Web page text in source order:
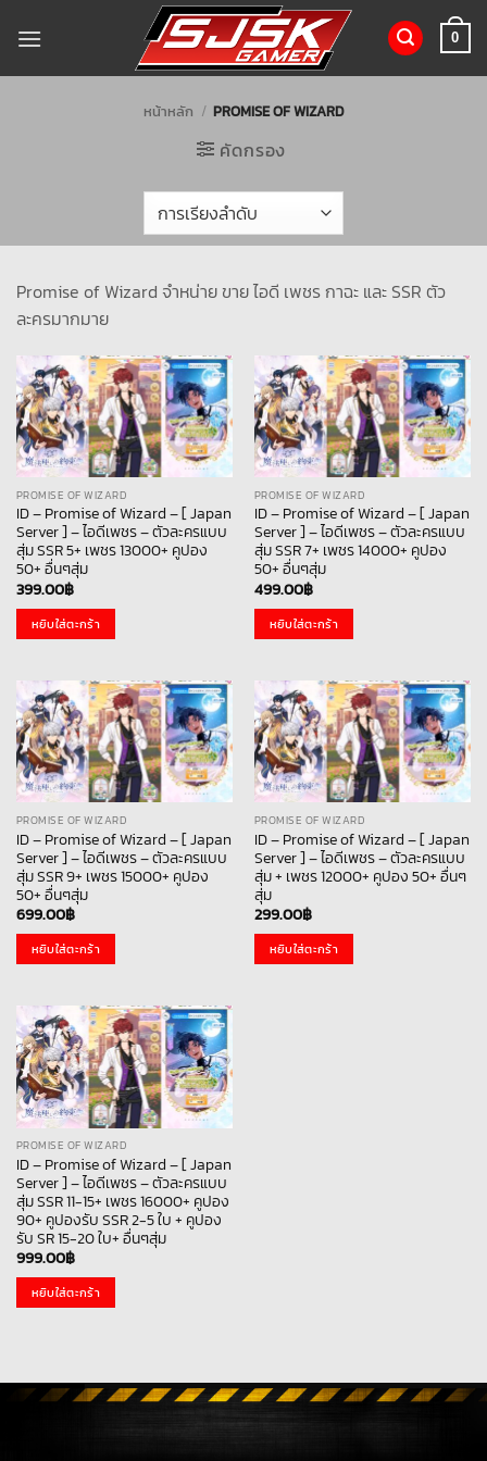
0
หน้าหลัก / PROMISE OF WIZARD
คัดกรอง
Promise of Wizard จำหน่าย ขาย ไอดี เพชร กาฉะ และ SSR ตัว
ละครมากมาย
PROMISE OF WIZARD
ID – Promise of Wizard – [ Japan
Server ] – ไอดีเพชร – ตัวละครแบบ
สุ่ม SSR 5+ เพชร 13000+ คูปอง
50+ อื่นๆสุ่ม
399.00฿
หยิบใส่ตะกร้า
PROMISE OF WIZARD
ID – Promise of Wizard – [ Japan
Server ] – ไอดีเพชร – ตัวละครแบบ
สุ่ม SSR 7+ เพชร 14000+ คูปอง
50+ อื่นๆสุ่ม
499.00฿
หยิบใส่ตะกร้า
PROMISE OF WIZARD
ID – Promise of Wizard – [ Japan
Server ] – ไอดีเพชร – ตัวละครแบบ
สุ่ม SSR 9+ เพชร 15000+ คูปอง
50+ อื่นๆสุ่ม
699.00฿
หยิบใส่ตะกร้า
PROMISE OF WIZARD
ID – Promise of Wizard – [ Japan
Server ] – ไอดีเพชร – ตัวละครแบบ
สุ่ม + เพชร 12000+ คูปอง 50+ อื่นๆ
สุ่ม
299.00฿
หยิบใส่ตะกร้า
PROMISE OF WIZARD
ID – Promise of Wizard – [ Japan
Server ] – ไอดีเพชร – ตัวละครแบบ
สุ่ม SSR 11-15+ เพชร 16000+ คูปอง
90+ คูปองรับ SSR 2-5 ใบ + คูปอง
รับ SR 15-20 ใบ+ อื่นๆสุ่ม
999.00฿
หยิบใส่ตะกร้า